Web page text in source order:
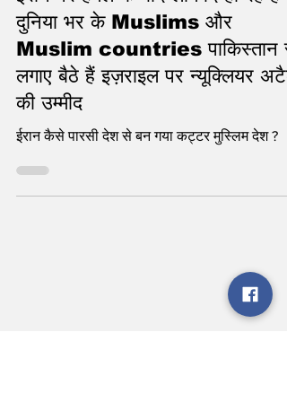
Jun 16, 2025
ईरान पर हमले के बाद लामबंद हो रहे हैं
दुनिया भर के Muslims और
Muslim countries पाकिस्तान से
लगाए बैठे हैं इज़राइल पर न्यूक्लियर
की उम्मीद